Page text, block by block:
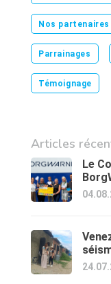
Nos partenaires
Parrainages
Témoignage
Articles
Le